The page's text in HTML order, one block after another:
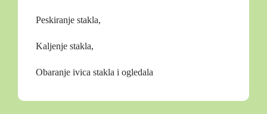
Peskiranje stakla,
Kaljenje stakla,
Obaranje ivica stakla i ogledala